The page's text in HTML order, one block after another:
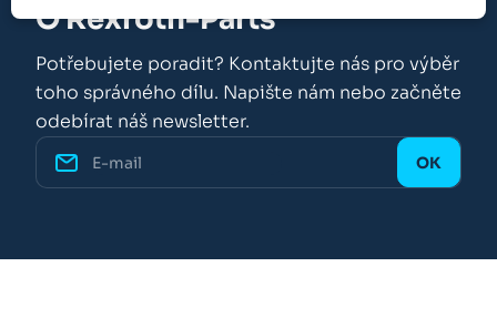
O Rexroth-Parts
Potřebujete poradit? Kontaktujte nás pro výběr
toho správného dílu. Napište nám nebo začněte
odebírat náš newsletter.